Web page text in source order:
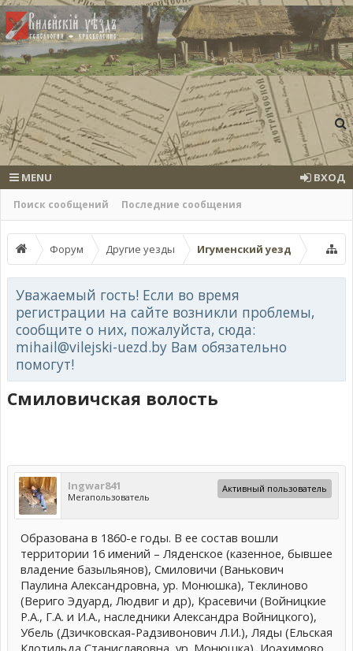
Поиск сообщений Последние сообщения
MENU ВХОД
Форум Другие уезды Игуменский уезд
Уважаемый гость! Если во время
регистрации на сайте возникли проблемы,
сообщите о них, пожалуйста, сюда:
mihail@vilejski-uezd.by Вам обязательно
помогут!
Смиловичская волость
Ingwar841
Мегапользователь
Активный пользователь
Образована в 1860-е годы. В ее состав вошли
территории 16 имений – Ляденское (казенное, бывшее
владение базыльянов), Смиловичи (Ванькович
Паулина Александровна, ур. Монюшка), Теклиново
(Вериго Эдуард, Людвиг и др), Красевичи (Войницкие
Р.А., Г.А. и И.А., наследники Александра Войницкого),
Убель (Дзичковская-Радзивонович Л.И.), Ляды (Ельская
Клотильда Станиславовна, ур. Монюшка), Иоахимово